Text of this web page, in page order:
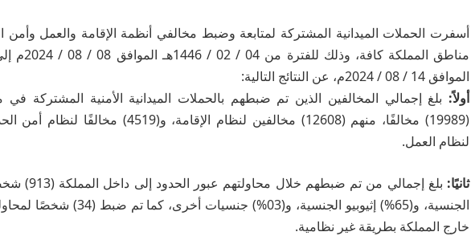
أسفرت الحملات الميدانية المشتركة لمتابعة وضبط مخالفي أنظمة الإقامة والعمل وأمن
الموافق 14 / 08 / 2024م، عن النتائج التالية:
أولاً: بلغ إجمالي المخالفين الذين تم ضبطهم بالحملات الميدانية الأمنية المشتركة
لنظام العمل.
ثانيًا:
الجنسية، و(65%) إثيوبيو الجنسية،
خارج المملكة بطريقة غير نظامية.